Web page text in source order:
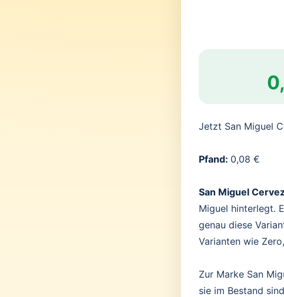
Jetzt San Miguel
Pfand: 0,08 €
San Miguel
Miguel hinterlegt.
genau diese
Varianten wie
Zur Marke San
sie im Bestand